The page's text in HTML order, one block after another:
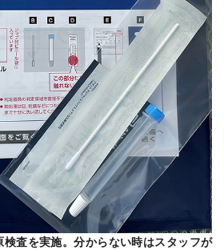
検査を実施。分からない時はスタッフが